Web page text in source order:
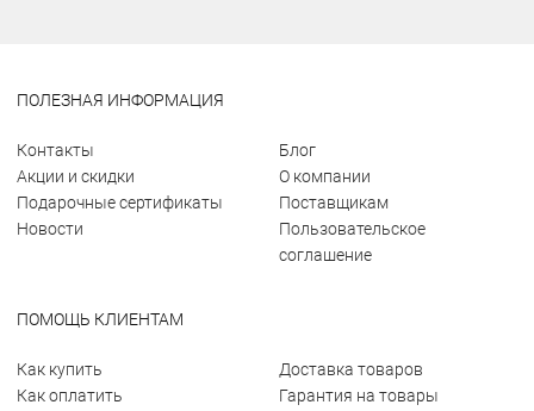
ПОЛЕЗНАЯ ИНФОРМАЦИЯ
Контакты
Акции и скидки
Подарочные сертификаты
Новости
Блог
О компании
Поставщикам
Пользовательское
соглашение
ПОМОЩЬ КЛИЕНТАМ
Как купить
Как оплатить
Доставка товаров
Гарантия на товары